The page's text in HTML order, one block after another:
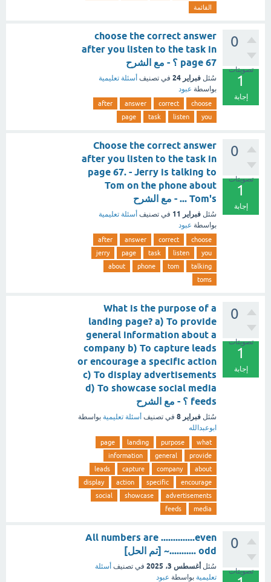
القائمة
0
تصويتات
1
إجابة
choose the correct answer
after you listen to the task in
page 67 ؟ - مع الشرح
سُئل فبراير 24 في تصنيف أسئلة تعليمية
بواسطة عبود
choose
correct
answer
after
you
listen
task
page
0
تصويتات
1
إجابة
Choose the correct answer
after you listen to the task in
page 67. - Jerry is talking to
Tom on the phone about
Tom's ... - مع الشرح
سُئل فبراير 11 في تصنيف أسئلة تعليمية
بواسطة عبود
choose
correct
answer
after
you
listen
task
page
jerry
talking
tom
phone
about
toms
0
تصويتات
1
إجابة
What is the purpose of a
landing page? a) To provide
general information about a
company b) To capture leads
or encourage a specific action
c) To display advertisements
d) To showcase social media
feeds ؟ - مع الشرح
سُئل فبراير 8 في تصنيف أسئلة تعليمية بواسطة
ابوعبدالله
what
purpose
landing
page
provide
general
information
about
company
capture
leads
encourage
specific
action
display
advertisements
showcase
social
media
feeds
0
تصويتات
All numbers are ..............even
........... odd~ [تم الحل]
سُئل أغسطس 3، 2025 في تصنيف أسئلة
تعليمية بواسطة عبود